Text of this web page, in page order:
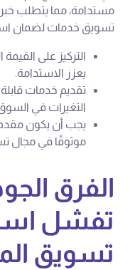
مستدامة، مما يتطلب
تسويق خدمات لضمان
التركيز على القيمة
يعزز الاستدامة.
تقديم خدمات
التغيرات في
يجب أن يكون مقدم
موثوقًا في مجال
الفرق
تفشل
تسويق